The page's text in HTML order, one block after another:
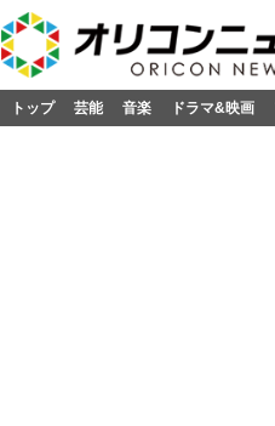
トップ 芸能 音楽 ドラマ&映画